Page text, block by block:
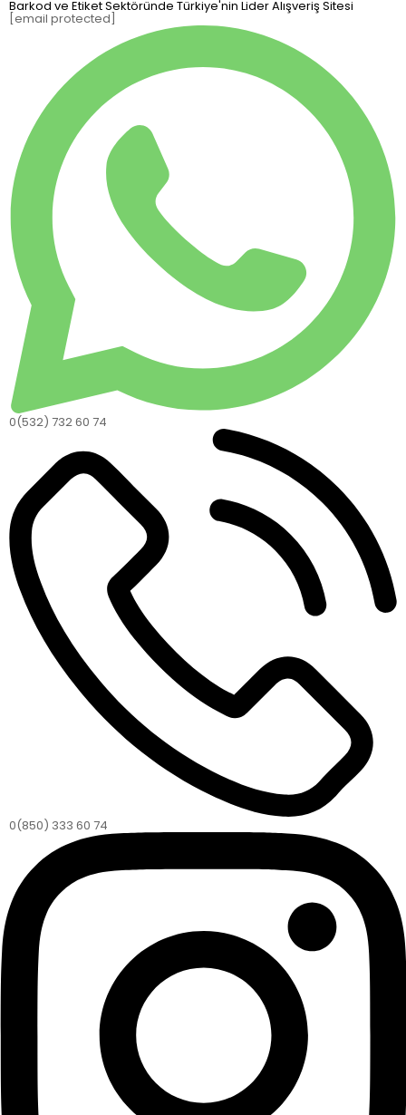
Barkod ve Etiket Sektöründe Türkiye'nin Lider Alışveriş Sitesi
[email protected]
0(532) 732 60 74
0(850) 333 60 74